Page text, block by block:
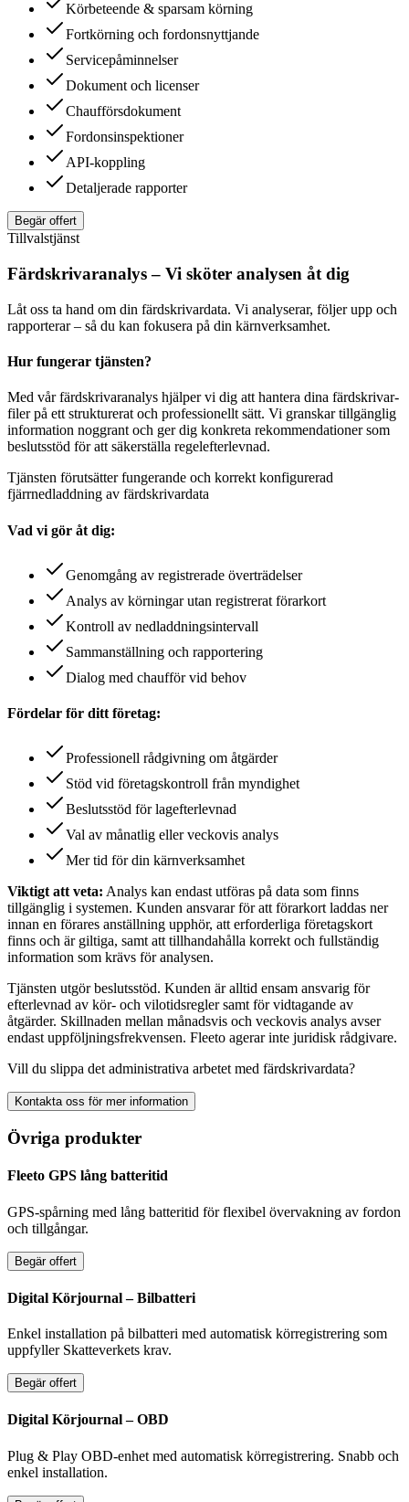
Körbeteende & sparsam körning
Fortkörning och fordonsnyttjande
Servicepåminnelser
Dokument och licenser
Chaufförsdokument
Fordonsinspektioner
API-koppling
Detaljerade rapporter
Begär offert
Tillvalstjänst
Färdskrivaranalys – Vi sköter analysen åt dig
Låt oss ta hand om din färdskrivardata. Vi analyserar, följer upp och
rapporterar – så du kan fokusera på din kärnverksamhet.
Hur fungerar tjänsten?
Med vår färdskrivaranalys hjälper vi dig att hantera dina färdskrivar­
filer på ett strukturerat och professionellt sätt. Vi granskar tillgänglig
information noggrant och ger dig konkreta rekommendationer som
beslutsstöd för att säkerställa regelefterlevnad.
Tjänsten förutsätter fungerande och korrekt konfigurerad
fjärrnedladdning av färdskrivardata
Vad vi gör åt dig:
Genomgång av registrerade överträdelser
Analys av körningar utan registrerat förarkort
Kontroll av nedladdningsintervall
Sammanställning och rapportering
Dialog med chaufför vid behov
Fördelar för ditt företag:
Professionell rådgivning om åtgärder
Stöd vid företagskontroll från myndighet
Beslutsstöd för lagefterlevnad
Val av månatlig eller veckovis analys
Mer tid för din kärnverksamhet
Viktigt att veta: Analys kan endast utföras på data som finns
tillgänglig i systemen. Kunden ansvarar för att förarkort laddas ner
innan en förares anställning upphör, att erforderliga företagskort
finns och är giltiga, samt att tillhandahålla korrekt och fullständig
information som krävs för analysen.
Tjänsten utgör beslutsstöd. Kunden är alltid ensam ansvarig för
efterlevnad av kör- och vilotidsregler samt för vidtagande av
åtgärder. Skillnaden mellan månadsvis och veckovis analys avser
endast uppföljningsfrekvensen. Fleeto agerar inte juridisk rådgivare.
Vill du slippa det administrativa arbetet med färdskrivardata?
Kontakta oss för mer information
Övriga produkter
Fleeto GPS lång batteritid
GPS-spårning med lång batteritid för flexibel övervakning av fordon
och tillgångar.
Begär offert
Digital Körjournal – Bilbatteri
Enkel installation på bilbatteri med automatisk körregistrering som
uppfyller Skatteverkets krav.
Begär offert
Digital Körjournal – OBD
Plug & Play OBD-enhet med automatisk körregistrering. Snabb och
enkel installation.